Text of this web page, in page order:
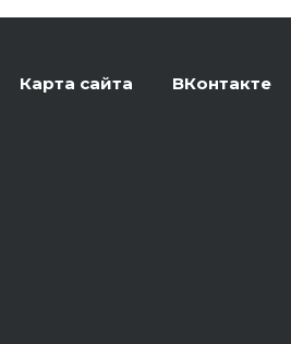
Карта сайта ВКонтакте